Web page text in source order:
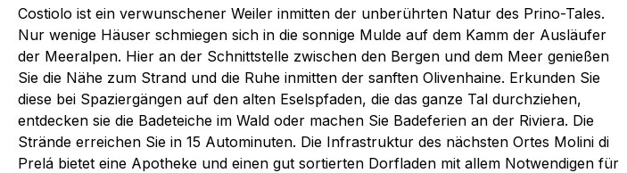
Costiolo ist ein verwunschener Weiler inmitten der unberührten Natur des Prino-Tales.
Nur wenige Häuser schmiegen sich in die sonnige Mulde auf dem Kamm der Ausläufer
der Meeralpen. Hier an der Schnittstelle zwischen den Bergen und dem Meer genießen
Sie die Nähe zum Strand und die Ruhe inmitten der sanften Olivenhaine. Erkunden Sie
diese bei Spaziergängen auf den alten Eselspfaden, die das ganze Tal durchziehen,
entdecken sie die Badeteiche im Wald oder machen Sie Badeferien an der Riviera. Die
Strände erreichen Sie in 15 Autominuten. Die Infrastruktur des nächsten Ortes Molini di
Prelá bietet eine Apotheke und einen gut sortierten Dorfladen mit allem Notwendigen für